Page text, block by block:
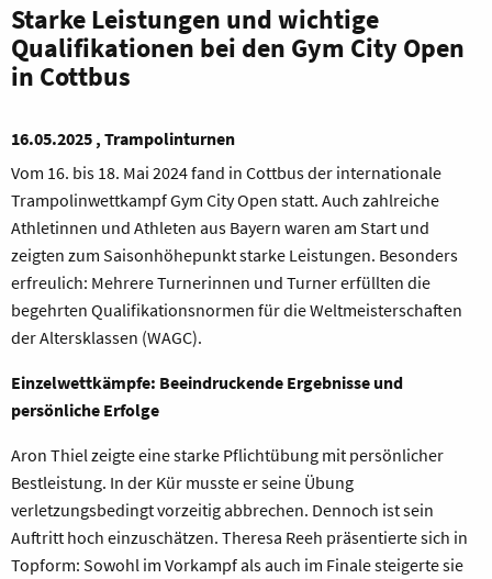
Starke Leistungen und wichtige
Qualifikationen bei den Gym City Open
in Cottbus
16.05.2025 , Trampolinturnen
Vom 16. bis 18. Mai 2024 fand in Cottbus der internationale
Trampolinwettkampf Gym City Open statt. Auch zahlreiche
Athletinnen und Athleten aus Bayern waren am Start und
zeigten zum Saisonhöhepunkt starke Leistungen. Besonders
erfreulich: Mehrere Turnerinnen und Turner erfüllten die
begehrten Qualifikationsnormen für die Weltmeisterschaften
der Altersklassen (WAGC).
Einzelwettkämpfe: Beeindruckende Ergebnisse und
persönliche Erfolge
Aron Thiel zeigte eine starke Pflichtübung mit persönlicher
Bestleistung. In der Kür musste er seine Übung
verletzungsbedingt vorzeitig abbrechen. Dennoch ist sein
Auftritt hoch einzuschätzen. Theresa Reeh präsentierte sich in
Topform: Sowohl im Vorkampf als auch im Finale steigerte sie